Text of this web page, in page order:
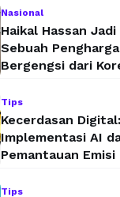
Nasional
Haikal Hassan
Sebuah
Bergengsi dari
Tips
Kecerdasan Digital:
Implementasi AI
Pemantauan
Tips